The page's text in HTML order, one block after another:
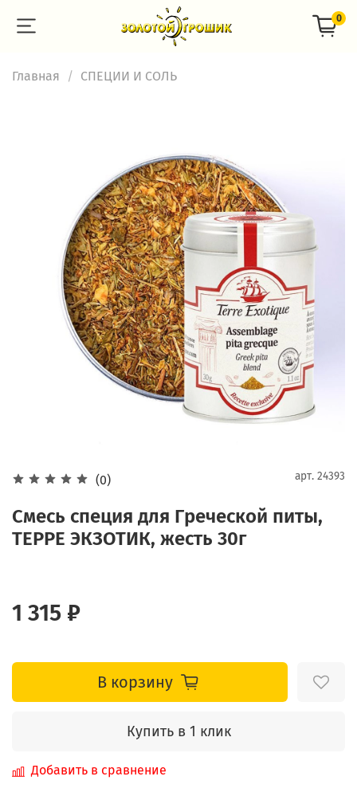
0
Главная СПЕЦИИ И СОЛЬ
(0) арт. 24393
Смесь специя для Греческой питы,
ТЕРРЕ ЭКЗОТИК, жесть 30г
1 315 ₽
В корзину
Купить в 1 клик
Добавить в сравнение